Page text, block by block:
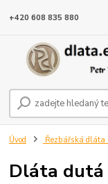
+420 608 835 880
Úvod Řezbářská dláta
Dláta